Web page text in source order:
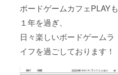
ボードゲームカフェPLAYも
１年を過ぎ、
日々楽しいボードゲームラ
イフを過ごしております！